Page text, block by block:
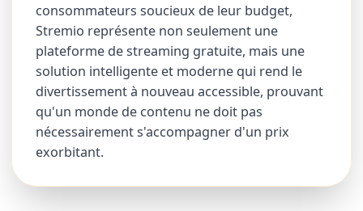
consommateurs soucieux de leur budget,
Stremio représente non seulement une
plateforme de streaming gratuite, mais une
solution intelligente et moderne qui rend le
divertissement à nouveau accessible, prouvant
qu'un monde de contenu ne doit pas
nécessairement s'accompagner d'un prix
exorbitant.